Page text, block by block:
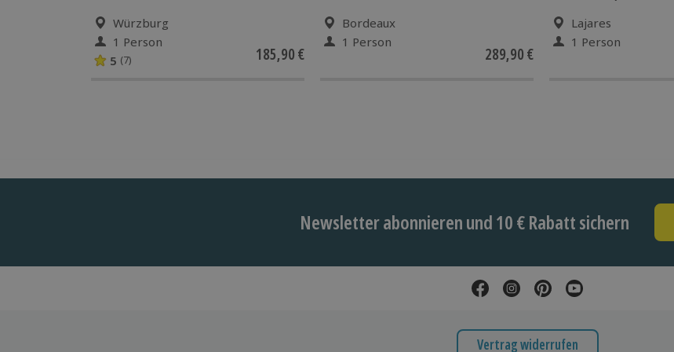
Würzburg
1 Person
5 (7) 185,90 €
Bordeaux
1 Person
289,90 €
Lajares
1 Person
Newsletter abonnieren und 10 € Rabatt sichern
Vertrag widerrufen